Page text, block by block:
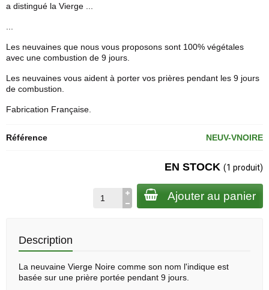
a distingué la Vierge ...
Les neuvaines que nous vous proposons sont 100% végétales
avec une combustion de 9 jours.
Les neuvaines vous aident à porter vos prières pendant les 9 jours
de combustion.
Fabrication Française.
Référence NEUV-VNOIRE
EN STOCK (1 produit)
Ajouter au panier
Description
La neuvaine Vierge Noire comme son nom l'indique est
basée sur une prière portée pendant 9 jours.